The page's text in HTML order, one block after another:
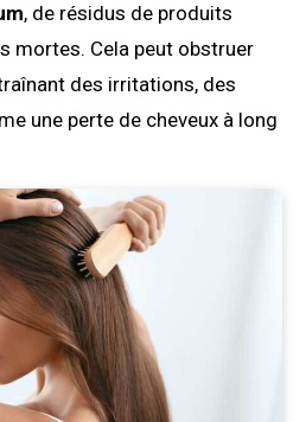
, de résidus de produits
mortes. Cela peut obstruer
des irritations, des
une perte de cheveux à long